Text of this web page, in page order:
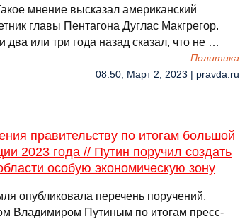
мнение высказал американский
главы Пентагона Дуглас Макгрегор.
два или три года назад сказал, что не …
Политика
08:50, Март 2, 2023 | pravda.ru
правительству по итогам большой
2023 года // Путин поручил создать
особую экономическую зону
опубликовала перечень поручений,
Владимиром Путиным по итогам пресс-